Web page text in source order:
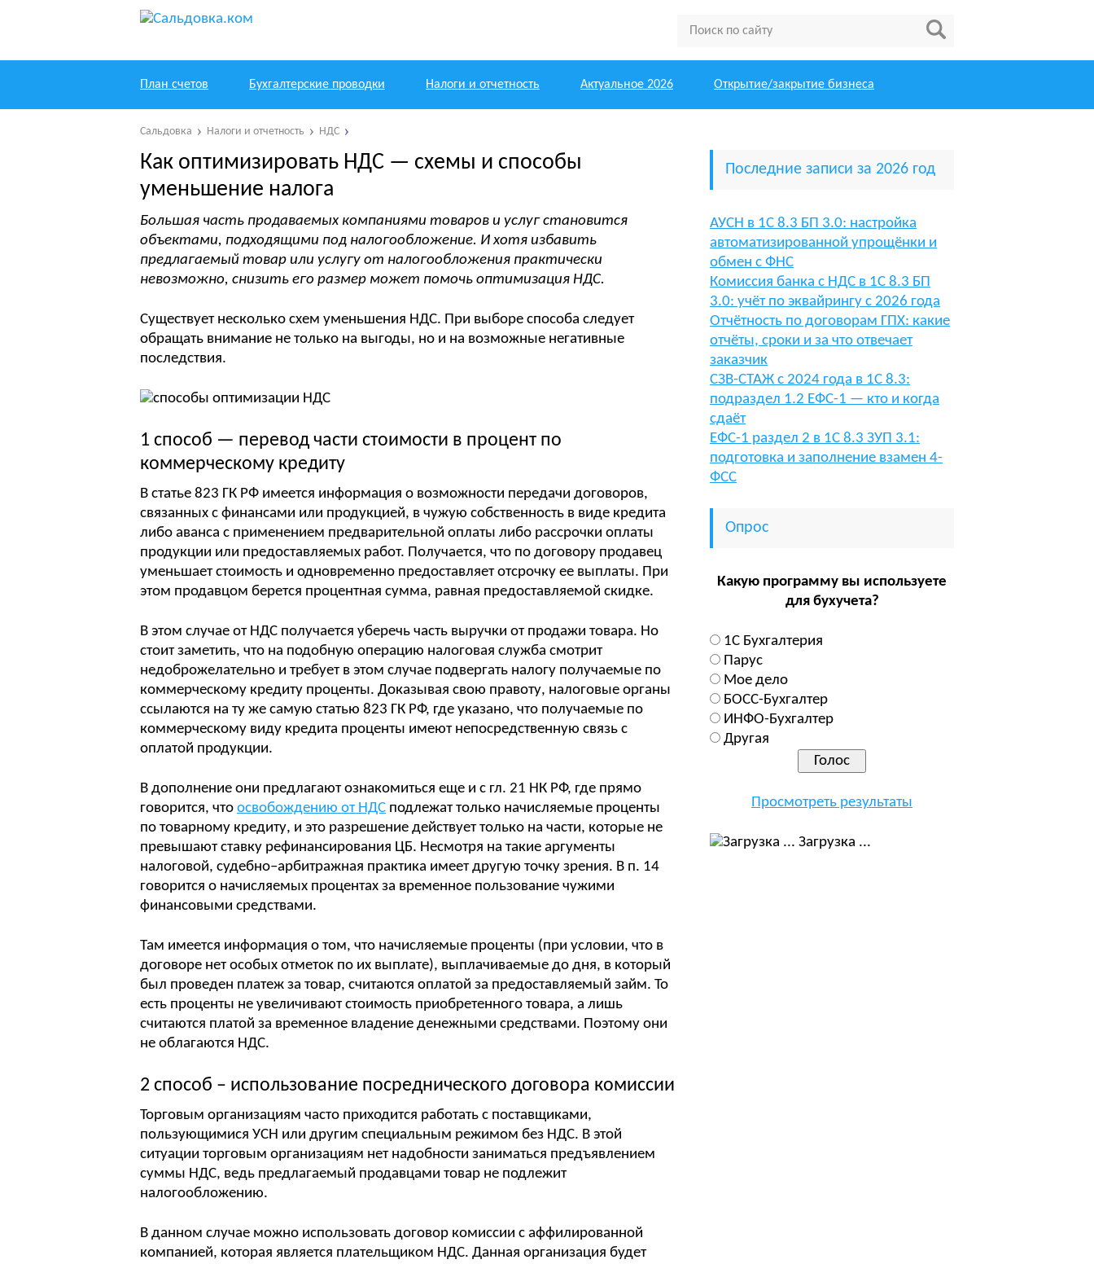
План счетов Бухгалтерские проводки Налоги и отчетность Актуальное 2026 Открытие/закрытие бизнеса
Сальдовка Налоги и отчетность НДС
Как оптимизировать НДС — схемы и способы
уменьшение налога
Большая часть продаваемых компаниями товаров и услуг становится
объектами, подходящими под налогообложение. И хотя избавить
предлагаемый товар или услугу от налогообложения практически
невозможно, снизить его размер может помочь оптимизация НДС.
Существует несколько схем уменьшения НДС. При выборе способа следует
обращать внимание не только на выгоды, но и на возможные негативные
последствия.
1 способ — перевод части стоимости в процент по
коммерческому кредиту
В статье 823 ГК РФ имеется информация о возможности передачи договоров,
связанных с финансами или продукцией, в чужую собственность в виде кредита
либо аванса с применением предварительной оплаты либо рассрочки оплаты
продукции или предоставляемых работ. Получается, что по договору продавец
уменьшает стоимость и одновременно предоставляет отсрочку ее выплаты. При
этом продавцом берется процентная сумма, равная предоставляемой скидке.
В этом случае от НДС получается уберечь часть выручки от продажи товара. Но
стоит заметить, что на подобную операцию налоговая служба смотрит
недоброжелательно и требует в этом случае подвергать налогу получаемые по
коммерческому кредиту проценты. Доказывая свою правоту, налоговые органы
ссылаются на ту же самую статью 823 ГК РФ, где указано, что получаемые по
коммерческому виду кредита проценты имеют непосредственную связь с
оплатой продукции.
В дополнение они предлагают ознакомиться еще и с гл. 21 НК РФ, где прямо
говорится, что освобождению от НДС подлежат только начисляемые проценты
по товарному кредиту, и это разрешение действует только на части, которые не
превышают ставку рефинансирования ЦБ. Несмотря на такие аргументы
налоговой, судебно–арбитражная практика имеет другую точку зрения. В п. 14
говорится о начисляемых процентах за временное пользование чужими
финансовыми средствами.
Там имеется информация о том, что начисляемые проценты (при условии, что в
договоре нет особых отметок по их выплате), выплачиваемые до дня, в который
был проведен платеж за товар, считаются оплатой за предоставляемый займ. То
есть проценты не увеличивают стоимость приобретенного товара, а лишь
считаются платой за временное владение денежными средствами. Поэтому они
не облагаются НДС.
2 способ – использование посреднического договора комиссии
Торговым организациям часто приходится работать с поставщиками,
пользующимися УСН или другим специальным режимом без НДС. В этой
ситуации торговым организациям нет надобности заниматься предъявлением
суммы НДС, ведь предлагаемый продавцами товар не подлежит
налогообложению.
В данном случае можно использовать договор комиссии с аффилированной
компанией, которая является плательщиком НДС. Данная организация будет
Последние записи за 2026 год
АУСН в 1С 8.3 БП 3.0: настройка
автоматизированной упрощёнки и
обмен с ФНС
Комиссия банка с НДС в 1С 8.3 БП
3.0: учёт по эквайрингу с 2026 года
Отчётность по договорам ГПХ: какие
отчёты, сроки и за что отвечает
заказчик
СЗВ-СТАЖ с 2024 года в 1С 8.3:
подраздел 1.2 ЕФС-1 — кто и когда
сдаёт
ЕФС-1 раздел 2 в 1С 8.3 ЗУП 3.1:
подготовка и заполнение взамен 4-
ФСС
Опрос
Какую программу вы используете
для бухучета?
1С Бухгалтерия
Парус
Мое дело
БОСС-Бухгалтер
ИНФО-Бухгалтер
Другая
Просмотреть результаты
Загрузка ...